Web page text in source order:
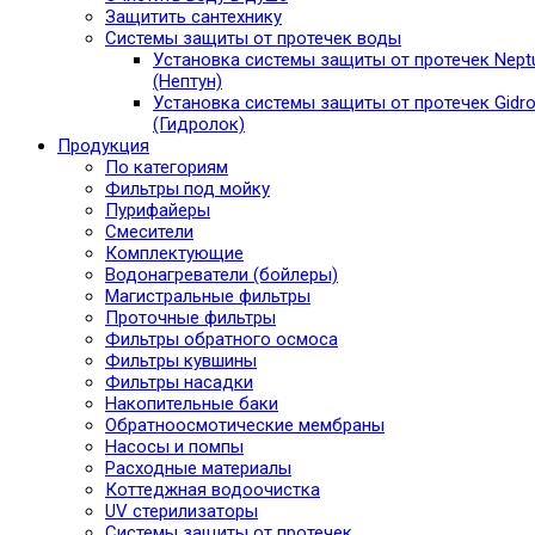
Защитить сантехнику
Системы защиты от протечек воды
Установка системы защиты от протечек
(Нептун)
Установка системы защиты от протечек
(Гидролок)
Продукция
По категориям
Фильтры под мойку
Пурифайеры
Смесители
Комплектующие
Водонагреватели (бойлеры)
Магистральные фильтры
Проточные фильтры
Фильтры обратного осмоса
Фильтры кувшины
Фильтры насадки
Накопительные баки
Обратноосмотические мембраны
Насосы и помпы
Расходные материалы
Коттеджная водоочистка
UV стерилизаторы